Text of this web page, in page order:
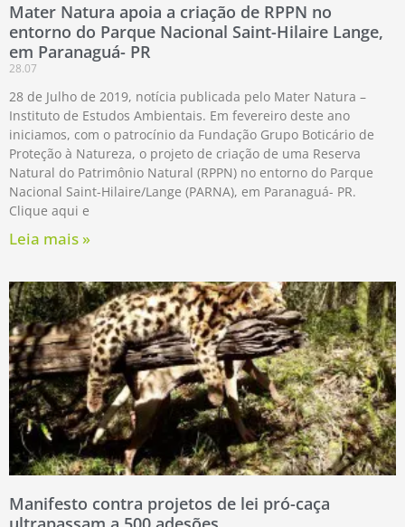
Mater Natura apoia a criação de RPPN no
entorno do Parque Nacional Saint-Hilaire Lange,
em Paranaguá- PR
28.07
28 de Julho de 2019, notícia publicada pelo Mater Natura –
Instituto de Estudos Ambientais. Em fevereiro deste ano
iniciamos, com o patrocínio da Fundação Grupo Boticário de
Proteção à Natureza, o projeto de criação de uma Reserva
Natural do Patrimônio Natural (RPPN) no entorno do Parque
Nacional Saint-Hilaire/Lange (PARNA), em Paranaguá- PR.
Clique aqui e
Leia mais »
Manifesto contra projetos de lei pró-caça